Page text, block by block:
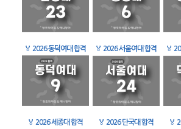
🏅 2026 동덕여대 합격 🏅 2026 서울여대 합격 🏅
🏅 2026 세종대 합격 🏅 2026 단국대 합격 🏅